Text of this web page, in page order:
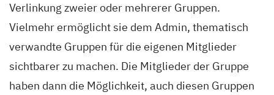
Verlinkung zweier oder mehrerer Gruppen.
Vielmehr ermöglicht sie dem Admin, thematisch
verwandte Gruppen für die eigenen Mitglieder
sichtbarer zu machen. Die Mitglieder der Gruppe
haben dann die Möglichkeit, auch diesen Gruppen